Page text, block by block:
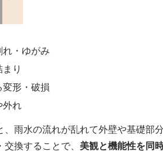
・ゆがみ
り
形・破損
外れ
、雨水の流れが乱れて外壁や基礎部
換することで、 美観と機能性を同